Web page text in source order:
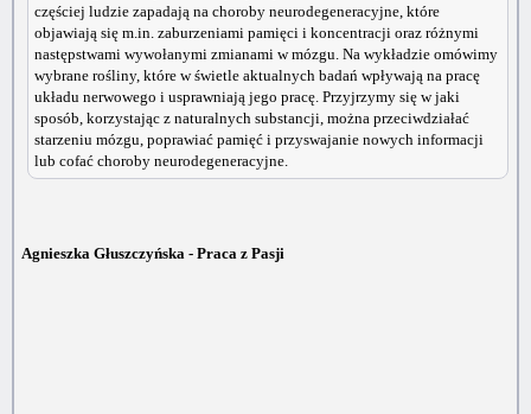
częściej ludzie zapadają na choroby neurodegeneracyjne, które
objawiają się m.in. zaburzeniami pamięci i koncentracji oraz różnymi
następstwami wywołanymi zmianami w mózgu. Na wykładzie omówimy
wybrane rośliny, które w świetle aktualnych badań wpływają na pracę
układu nerwowego i usprawniają jego pracę. Przyjrzymy się w jaki
sposób, korzystając z naturalnych substancji, można przeciwdziałać
starzeniu mózgu, poprawiać pamięć i przyswajanie nowych informacji
lub cofać choroby neurodegeneracyjne.
Agnieszka Głuszczyńska - Praca z Pasji